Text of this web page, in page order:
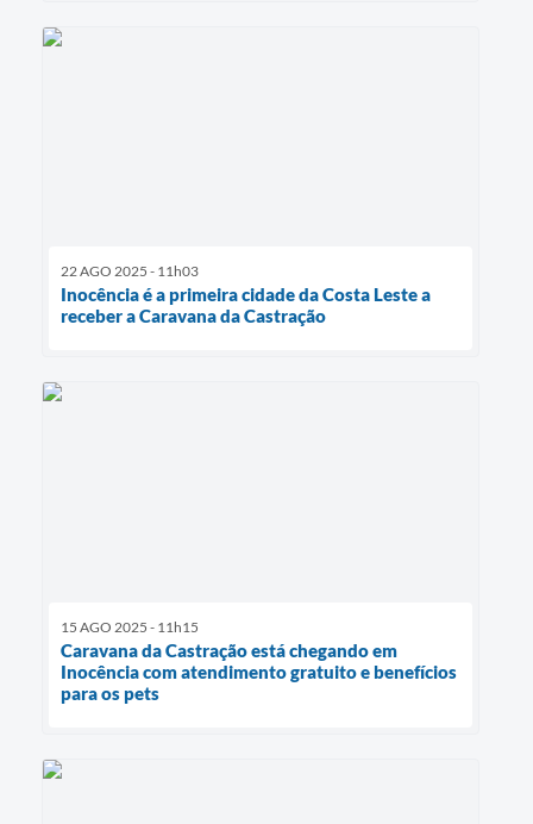
22 AGO 2025 - 11h03
Inocência é a primeira cidade da Costa Leste a
receber a Caravana da Castração
15 AGO 2025 - 11h15
Caravana da Castração está chegando em
Inocência com atendimento gratuito e benefícios
para os pets